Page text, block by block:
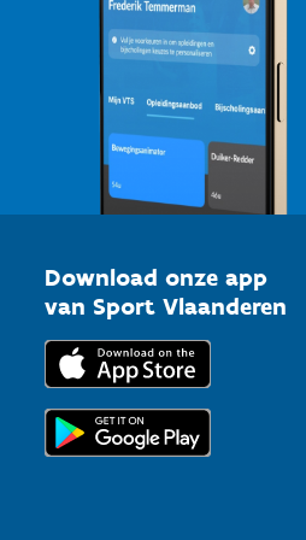
Download onze app
van Sport Vlaanderen